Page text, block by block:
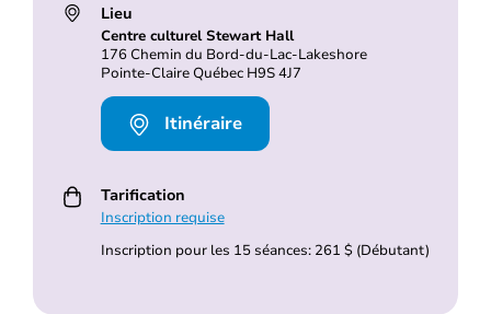
Lieu
Centre culturel Stewart Hall
176 Chemin du Bord-du-Lac-Lakeshore
Pointe-Claire Québec H9S 4J7
Itinéraire
Tarification
Inscription requise
Inscription pour les 15 séances: 261 $ (Débutant)